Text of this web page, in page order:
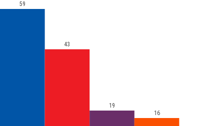
59
43
19
16